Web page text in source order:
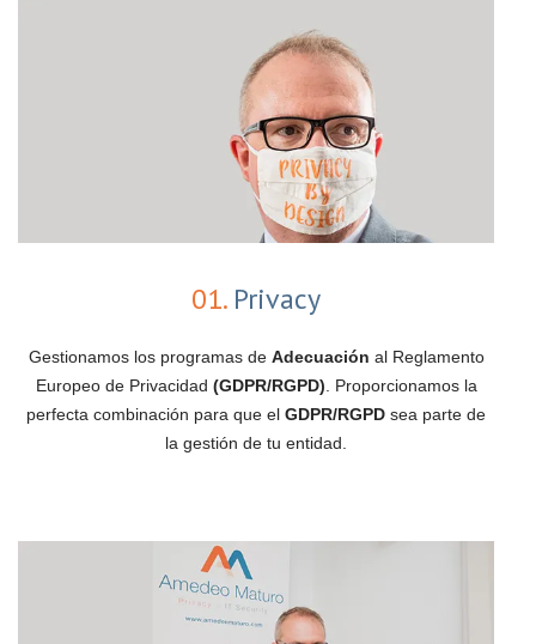
01.Privacy
Gestionamos los programas de Adecuación al Reglamento
Europeo de Privacidad (GDPR/RGPD). Proporcionamos la
perfecta combinación para que el GDPR/RGPD sea parte de
la gestión de tu entidad.